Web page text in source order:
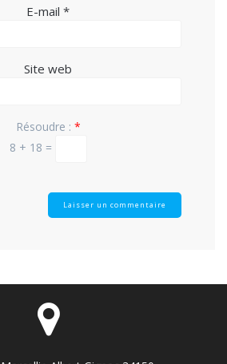
E-mail *
Site web
Résoudre : *
8 + 18 =